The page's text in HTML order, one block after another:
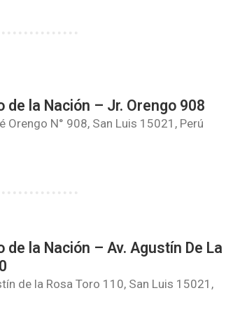
de la Nación – Jr. Orengo 908
Orengo N° 908, San Luis 15021, Perú
de la Nación – Av. Agustín De La
de la Rosa Toro 110, San Luis 15021,